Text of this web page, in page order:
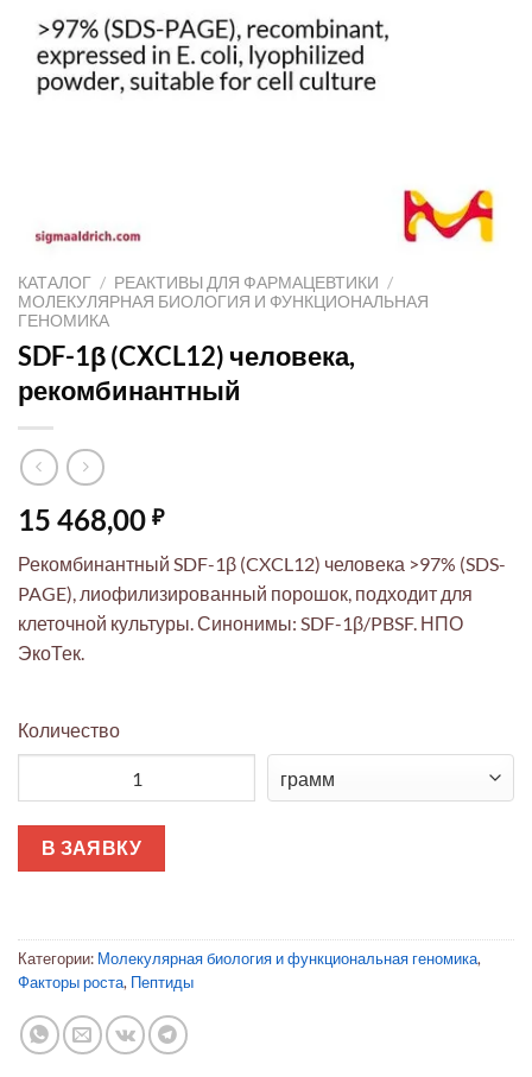
КАТАЛОГ / РЕАКТИВЫ ДЛЯ ФАРМАЦЕВТИКИ /
МОЛЕКУЛЯРНАЯ БИОЛОГИЯ И ФУНКЦИОНАЛЬНАЯ
ГЕНОМИКА
SDF-1β (CXCL12) человека,
рекомбинантный
15 468,00 ₽
Рекомбинантный SDF-1β (CXCL12) человека >97% (SDS-
PAGE), лиофилизированный порошок, подходит для
клеточной культуры. Синонимы: SDF-1β/PBSF. НПО
ЭкоТек.
Количество
В ЗАЯВКУ
Категории: Молекулярная биология и функциональная геномика,
Факторы роста, Пептиды